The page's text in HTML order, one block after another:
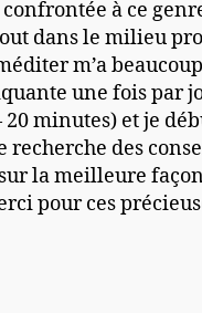
à ce
dans le milieu
m’a
une fois par
20 minutes) et je
recherche des
la meilleure
pour ces